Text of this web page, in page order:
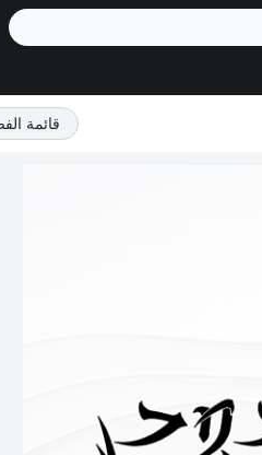
قائمة